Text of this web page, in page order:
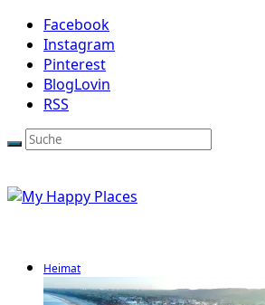
Facebook
Instagram
Pinterest
BlogLovin
RSS
Heimat